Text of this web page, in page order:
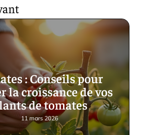
: Conseils pour
la croissance de vos
de tomates
11 mars 2026